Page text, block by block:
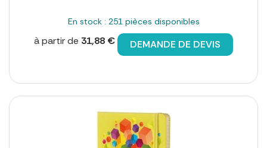
En stock : 251 pièces disponibles
à partir de 31,88 € DEMANDE DE DEVIS